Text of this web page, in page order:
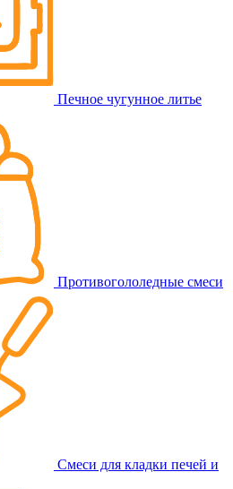
Печное чугунное литье
Противогололедные смеси
Смеси для кладки печей и